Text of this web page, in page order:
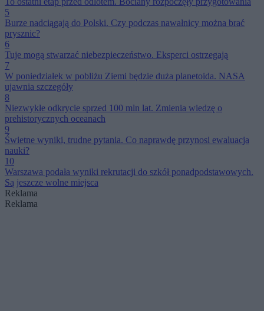
5
Burze nadciągają do Polski. Czy podczas nawałnicy można brać
prysznic?
6
Tuje mogą stwarzać niebezpieczeństwo. Eksperci ostrzegają
7
W poniedziałek w pobliżu Ziemi będzie duża planetoida. NASA
ujawnia szczegóły
8
Niezwykłe odkrycie sprzed 100 mln lat. Zmienia wiedzę o
prehistorycznych oceanach
9
Świetne wyniki, trudne pytania. Co naprawdę przynosi ewaluacja
nauki?
10
Warszawa podała wyniki rekrutacji do szkół ponadpodstawowych.
Są jeszcze wolne miejsca
Reklama
Reklama